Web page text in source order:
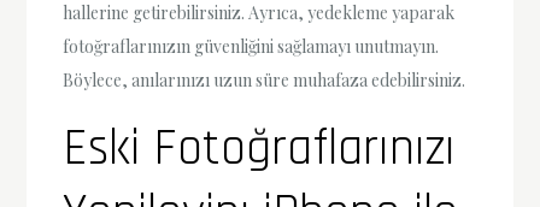
hallerine getirebilirsiniz. Ayrıca, yedekleme yaparak
fotoğraflarınızın güvenliğini sağlamayı unutmayın.
Böylece, anılarınızı uzun süre muhafaza edebilirsiniz.
Eski Fotoğraflarınızı